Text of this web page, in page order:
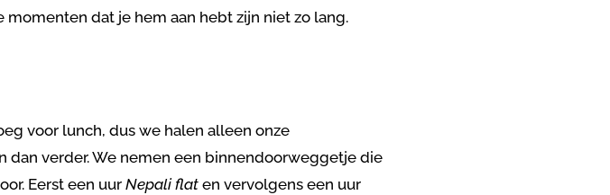
dat je hem aan hebt zijn niet zo lang.
voor lunch, dus we halen alleen onze
verder. We nemen een binnendoorweggetje die
Eerst een uurNepali flaten vervolgens een uur